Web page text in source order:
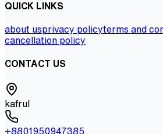
QUICK LINKS
about usprivacy policyterms and
cancellation policy
CONTACT US
kafrul
+8801950947385